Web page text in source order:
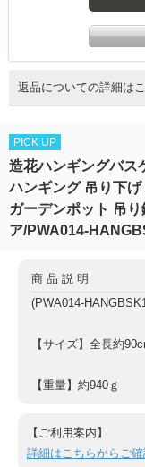
返品についての詳細は
PICK UP
造花ハンギングバス
ハンギング 吊り下
ガーデンポット 吊
ア/PWA014-
商品説明
(PWA014-
【サイズ】全長約
【重量】約940ｇ
【ご利用案内】
詳細はこちらからご